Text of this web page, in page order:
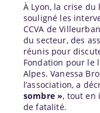
À Lyon, la crise
souligné les
CCVA de
du secteur, des
réunis pour
Fondation pour le
Alpes. Vanessa
l’association, a
sombre », tout en
de fatalité.